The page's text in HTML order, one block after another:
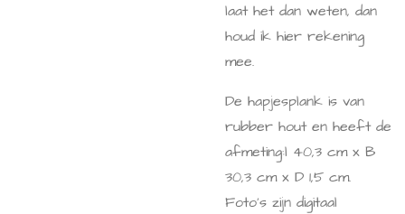
laat het dan weten, dan
houd ik hier rekening
mee.
De hapjesplank is van
rubber hout en heeft de
afmeting:l 40,3 cm x B
30,3 cm x D 1,5 cm.
Foto's zijn digitaal